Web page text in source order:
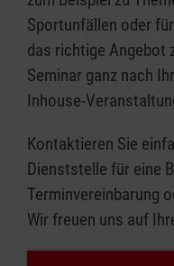
Sportunfällen oder
das richtige Angebot
Seminar ganz nach
Inhouse-
Kontaktieren Sie
Dienststelle für eine
Terminvereinbarung
Wir freuen uns auf